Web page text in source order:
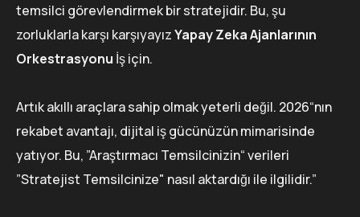
temsilci görevlendirmek bir stratejidir. Bu, şu
zorluklarla karşı karşıyayızYapay Zeka Ajanlarının
Orkestrasyonu İş için.
Artık akıllı araçlara sahip olmak yeterli değil. 2026“nın
rekabet avantajı, dijital iş gücünüzün mimarisinde
yatıyor. Bu, ”Araştırmacı Temsilcinizin“ verileri
”Stratejist Temsilcinize" nasıl aktardığı ile ilgilidir.”